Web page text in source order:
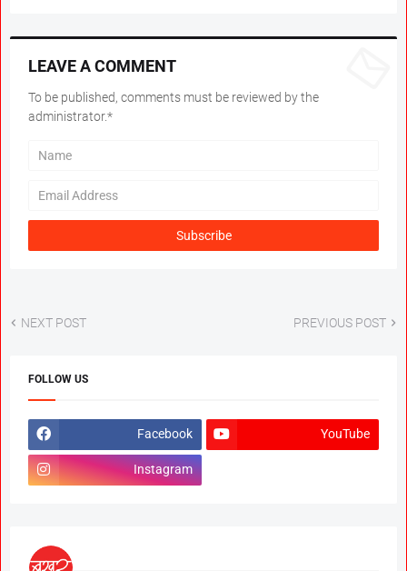
LEAVE A COMMENT
To be published, comments must be reviewed by the
administrator.*
NEXT POST PREVIOUS POST
FOLLOW US
Facebook YouTube
Instagram